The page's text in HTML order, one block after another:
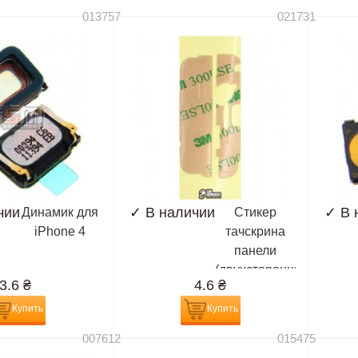
013757
Динамик для
iPhone 4
3.6₴
Купить
021731
✓ В наличии
Стикер
тачскрина
панели
(двухсторонний
скотч) для
iPhone 4,
iPhone 4S
4.6₴
Купить
✓ В
007612 015475